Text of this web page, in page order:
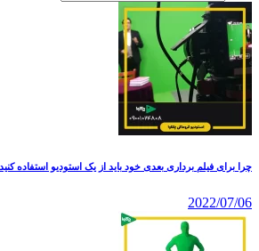
چرا برای فیلم‌ برداری بعدی خود باید از یک استودیو استفاده
2022/07/06